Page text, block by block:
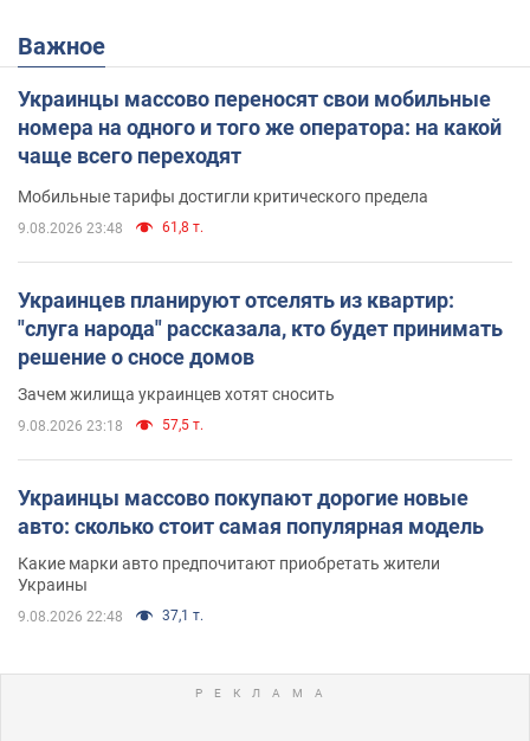
Важное
Украинцы массово переносят свои мобильные
номера на одного и того же оператора: на какой
чаще всего переходят
Мобильные тарифы достигли критического предела
9.08.2026 23:48 61,8 т.
Украинцев планируют отселять из квартир:
"слуга народа" рассказала, кто будет принимать
решение о сносе домов
Зачем жилища украинцев хотят сносить
9.08.2026 23:18 57,5 т.
Украинцы массово покупают дорогие новые
авто: сколько стоит самая популярная модель
Какие марки авто предпочитают приобретать жители
Украины
9.08.2026 22:48 37,1 т.